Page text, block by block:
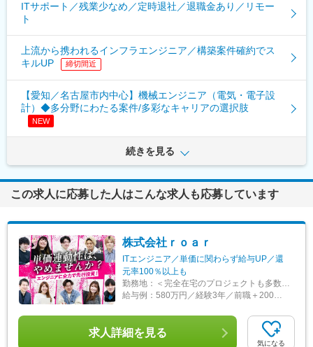
ITサポート／残業少なめ／定時退社／退職金あり／リモー
ト
上流から携われるインフラエンジニア／構築案件確約でス
キルUP
締切間近
【愛知／名古屋市内中心】機械エンジニア（電気・電子設
計）◆多分野にわたる案件/多彩なキャリアの選択肢
NEW
続きを見る
この求人に応募した人はこんな求人も応募しています
株式会社ｒｏａｒ
ITエンジニア／単価に関わらず給与UP／還
元率100％以上も
勤務地： ＜完全在宅のプロジェクトも多数！＞ 上流工程や商流の浅いプロジェクトが豊富です！ リモートワーク or 本社 or 首都圏のプロジェクト先での勤務 ★全員がリモートを活用しながら働いています。 ■本社／東京都千代田区鍛冶町2丁目9番18号 三栄ビル4階 【本社アクセス】 ・JR山手線「神田駅」より徒歩3分 ・都営地下鉄新宿線「岩本町駅」より徒歩6分 ・東京メトロ丸ノ内線「淡路町駅」より徒歩6分 ・東京メトロ日比谷線「小伝馬町駅」より徒歩7分 ～転居費用について～ 他道府県在住の方で東京にて就業をご希望の方。転居に伴う費用について「補填手当」の付与などを現在、社内制度として策定中。現在のお住まいやご状況によって、手当の内容も検討可能ですので、まずは是非ご相談ください。
給与例： 580万円／経験3年／前職＋200万円UP
求人詳細を見る
気になる